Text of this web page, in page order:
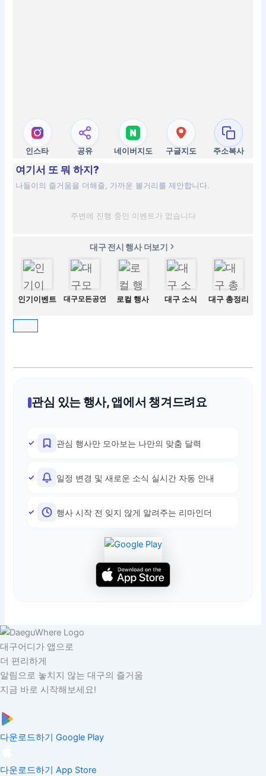
인스타 공유 네이버지도 구글지도 주소복사
여기서 또 뭐 하지?
나들이의 즐거움을 더해줄, 가까운 볼거리를 제안합니다.
주변에 진행 중인 이벤트가 없습니다
대구 전시 행사 더보기
인기이벤트 대구모든공연 로컬 행사 대구 소식 대구 총정리
관심 있는 행사, 앱에서 챙겨드려요
관심 행사만 모아보는 나만의 맞춤 달력
일정 변경 및 새로운 소식 실시간 자동 안내
행사 시작 전 잊지 않게 알려주는 리마인더
대구어디가 앱으로
더 편리하게
알림으로 놓치지 않는 대구의 즐거움
지금 바로 시작해보세요!
다운로드하기 Google Play
다운로드하기 App Store